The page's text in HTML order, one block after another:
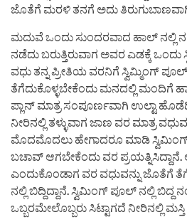
ಜೊತೆಗೆ ಮರಳಿ ತನಗೆ ಅದು
ಮದುವೆ ಒಂದು ಸುಂದರವಾದ ಹಾಲ್ ನಲ್ಲಿ
ನಡೆದು ಬರುತ್ತಿರುವಾಗ ಅವರ ಎಡಕ್ಕೆ
ವಧು ತನ್ನ ಪ್ರೀತಿಯ ವರನಿಗೆ ಸ್ವಿಮ್ಮಿಂಗ್ ಪೂಲ್
ತೆಗೆದುಕೊಳ್ಳಬೇಕೆಂದು ಮನದಲ್ಲಿ ಮಂದಿಗೆ
ಪ್ಲಾನ್ ಮಾತ್ರ ಸಂಪೂರ್ಣವಾಗಿ ಉಲ್ಟಾ
ನೀರಿನಲ್ಲಿ ತಳ್ಳುವಾಗ ಜಾಣ ವರ ಮಾತ್ರ
ಮೊದಮೊದಲು ಹೇಗಾದರೂ ಮಾಡಿ
ಬಚಾವ್ ಆಗಬೇಕೆಂದು ವರ ಪ್ರಯತ್ನಿಸಿದ್ದಾನೆ.
ಎಂದುಕೊಂಡಾಗ ವರ ವಧುವನ್ನು ಜೊತೆಗೆ
ನಲ್ಲಿ ಬಿದ್ದಿದ್ದಾನೆ. ಸ್ವಿಮಿಂಗ್ ಪೂಲ್ ನಲ್ಲಿ ಬಿದ್ದ
ಒಬ್ಬರಮೇಲೊಬ್ಬರು ಸಿಟ್ಟಾಗದೆ ನೀರಿನಲ್ಲಿ